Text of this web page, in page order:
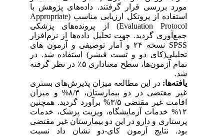
مورد بررسی قرار گرفتند. داده‌های پژوهش با
استفاده از پروتکل ارزیابی مناسب (Appropriate
Evaluation Protocol) از پرونده‌های پزشکی
جمع‌آوری گردید. جهت تحلیل داده‌ها از نرم‌افزار
SPSS نسخه ۲۴ و آمار توصیفی و آزمون های
تحلیلی(کای دو و تست فیشر) استفاده شد. در
تمام آزمون‌ها، سطح معناداری ۵٪ در نظر گرفته
شد.
یافته‌ها:در این مطالعه میزان پذیرش‌های بستری
غیر مقتضی در دو بیمارستان، ۸/۳% و میزان
اقامت غیر مقتضی ۳/۵% برآورد گردید. همچنین
۱۲% خدمات آزمایشگاه، ویزیت پزشک، خدمات
پرستاری و دارو در این دو بیمارستان غیر مقتضی
بود. نتایج آزمون کای-دو نشان داد نسبت